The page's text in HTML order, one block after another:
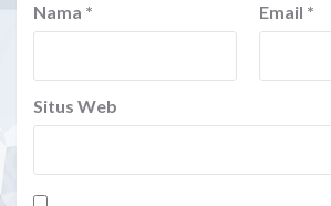
Nama * Email *
Situs Web